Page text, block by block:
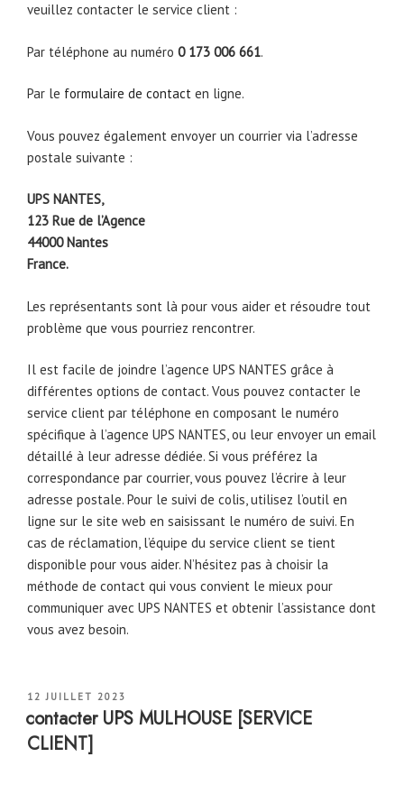
veuillez contacter le service client :
Par téléphone au numéro 0 173 006 661.
Par le formulaire de contact en ligne.
Vous pouvez également envoyer un courrier via l’adresse
postale suivante :
UPS NANTES,
123 Rue de l’Agence
44000 Nantes
France.
Les représentants sont là pour vous aider et résoudre tout
problème que vous pourriez rencontrer.
Il est facile de joindre l’agence UPS NANTES grâce à
différentes options de contact. Vous pouvez contacter le
service client par téléphone en composant le numéro
spécifique à l’agence UPS NANTES, ou leur envoyer un email
détaillé à leur adresse dédiée. Si vous préférez la
correspondance par courrier, vous pouvez l’écrire à leur
adresse postale. Pour le suivi de colis, utilisez l’outil en
ligne sur le site web en saisissant le numéro de suivi. En
cas de réclamation, l’équipe du service client se tient
disponible pour vous aider. N’hésitez pas à choisir la
méthode de contact qui vous convient le mieux pour
communiquer avec UPS NANTES et obtenir l’assistance dont
vous avez besoin.
PUBLIÉ
12 JUILLET 2023
contacter UPS MULHOUSE [SERVICE
CLIENT]